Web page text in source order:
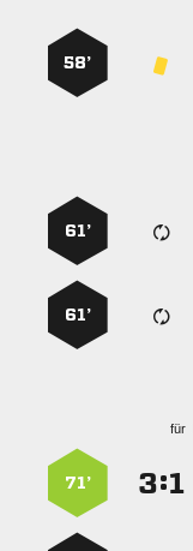
58’
61’
61’
für
:
71’